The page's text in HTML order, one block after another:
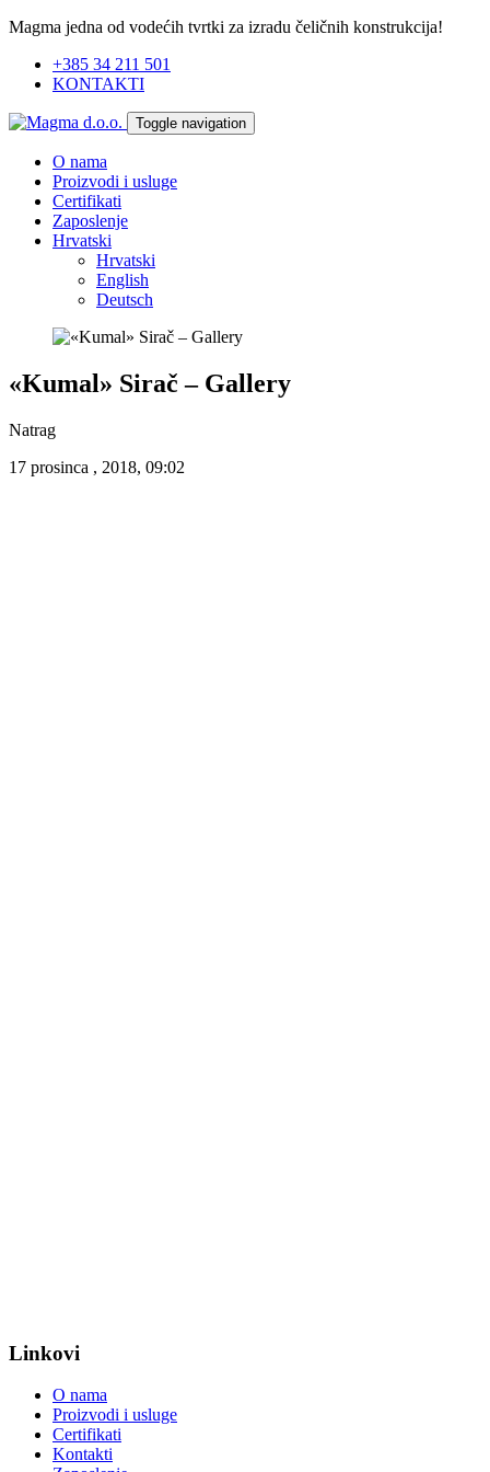
Magma jedna od vodećih tvrtki za izradu čeličnih konstrukcija!
+385 34 211 501
KONTAKTI
Toggle navigation
O nama
Proizvodi i usluge
Certifikati
Zaposlenje
Hrvatski
Hrvatski
English
Deutsch
«Kumal» Sirač – Gallery
Natrag
17 prosinca , 2018, 09:02
Linkovi
O nama
Proizvodi i usluge
Certifikati
Kontakti